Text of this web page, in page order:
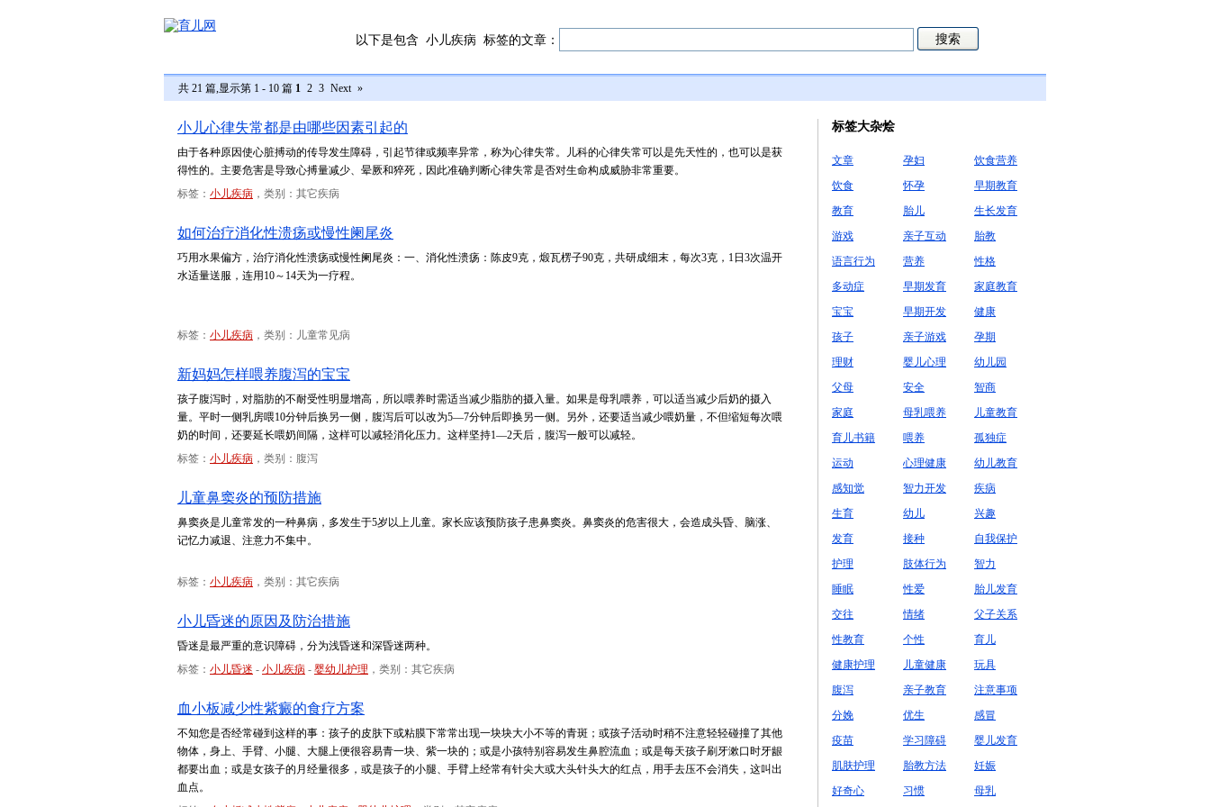
以下是包含 小儿疾病 标签的文章：
共 21 篇,显示第 1 - 10 篇 1 2 3 Next »
小儿心律失常都是由哪些因素引起的
由于各种原因使心脏搏动的传导发生障碍，引起节律或频率异常，称为心律失常。儿科的心律失常可以是先天性的，也可以是获
得性的。主要危害是导致心搏量减少、晕厥和猝死，因此准确判断心律失常是否对生命构成威胁非常重要。
标签： 小儿疾病 ，类别：其它疾病
如何治疗消化性溃疡或慢性阑尾炎
巧用水果偏方，治疗消化性溃疡或慢性阑尾炎：一、消化性溃疡：陈皮9克，煅瓦楞子90克，共研成细末，每次3克，1日3次温开
水适量送服，连用10～14天为一疗程。
标签： 小儿疾病 ，类别：儿童常见病
新妈妈怎样喂养腹泻的宝宝
孩子腹泻时，对脂肪的不耐受性明显增高，所以喂养时需适当减少脂肪的摄入量。如果是母乳喂养，可以适当减少后奶的摄入
量。平时一侧乳房喂10分钟后换另一侧，腹泻后可以改为5—7分钟后即换另一侧。另外，还要适当减少喂奶量，不但缩短每次喂
奶的时间，还要延长喂奶间隔，这样可以减轻消化压力。这样坚持1—2天后，腹泻一般可以减轻。
标签： 小儿疾病 ，类别：腹泻
儿童鼻窦炎的预防措施
鼻窦炎是儿童常发的一种鼻病，多发生于5岁以上儿童。家长应该预防孩子患鼻窦炎。鼻窦炎的危害很大，会造成头昏、脑涨、
记忆力减退、注意力不集中。
标签： 小儿疾病 ，类别：其它疾病
小儿昏迷的原因及防治措施
昏迷是最严重的意识障碍，分为浅昏迷和深昏迷两种。
标签： 小儿昏迷 - 小儿疾病 - 婴幼儿护理 ，类别：其它疾病
血小板减少性紫癜的食疗方案
不知您是否经常碰到这样的事：孩子的皮肤下或粘膜下常常出现一块块大小不等的青斑；或孩子活动时稍不注意轻轻碰撞了其他
物体，身上、手臂、小腿、大腿上便很容易青一块、紫一块的；或是小孩特别容易发生鼻腔流血；或是每天孩子刷牙漱口时牙龈
都要出血；或是女孩子的月经量很多，或是孩子的小腿、手臂上经常有针尖大或大头针头大的红点，用手去压不会消失，这叫出
血点。
标签大杂烩
文章 孕妇
饮食营养
饮食
怀孕
早期教育
教育
胎儿
生长发育
游戏
亲子互动
胎教
语言行为
营养
性格
多动症
早期发育
家庭教育
宝宝
早期开发
健康
孩子
亲子游戏
孕期
理财
婴儿心理
幼儿园
父母
安全
智商
家庭
母乳喂养
儿童教育
育儿书籍
喂养
孤独症
运动
心理健康
幼儿教育
感知觉
智力开发
疾病
生育
幼儿
兴趣
发育
接种
自我保护
护理
肢体行为
智力
睡眠
性爱
胎儿发育
交往
情绪
父子关系
性教育
个性
育儿
健康护理
儿童健康
玩具
腹泻
亲子教育
注意事项
分娩
优生
感冒
疫苗
学习障碍
婴儿发育
肌肤护理
胎教方法
妊娠
好奇心
习惯
母乳